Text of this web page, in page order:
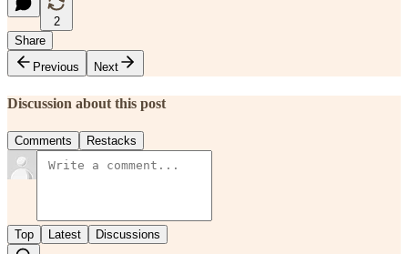
2
Share
Previous
Next
Discussion about this post
Comments Restacks
Top Latest Discussions